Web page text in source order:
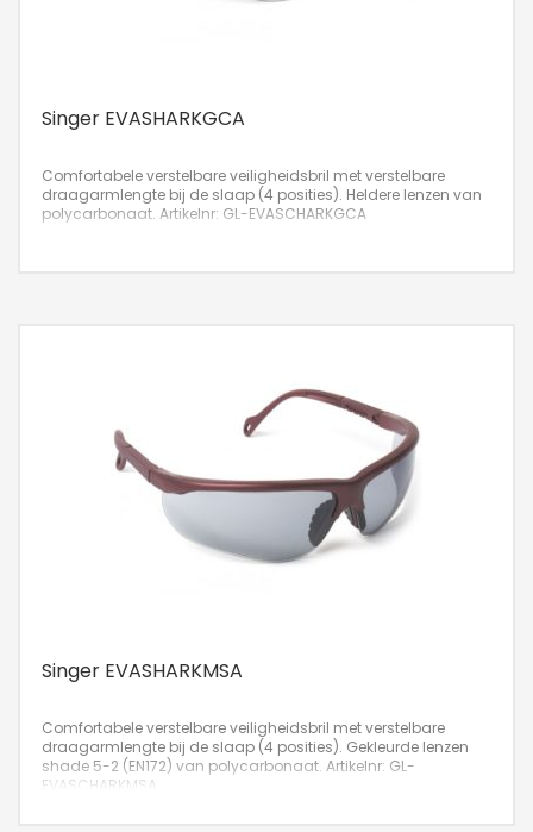
Singer EVASHARKGCA
Comfortabele verstelbare veiligheidsbril met verstelbare
draagarmlengte bij de slaap (4 posities). Heldere lenzen van
polycarbonaat. Artikelnr: GL-EVASCHARKGCA
Singer EVASHARKMSA
Comfortabele verstelbare veiligheidsbril met verstelbare
draagarmlengte bij de slaap (4 posities). Gekleurde lenzen
shade 5-2 (EN172) van polycarbonaat. Artikelnr: GL-
EVASCHARKMSA